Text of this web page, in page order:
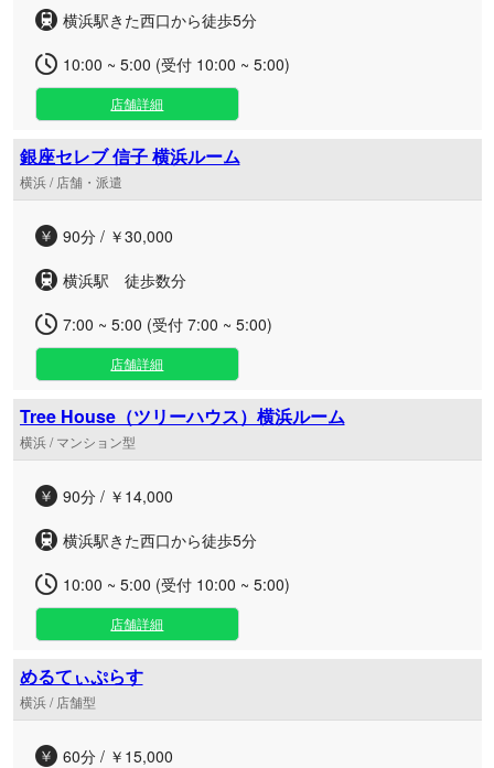
横浜駅きた西口から徒歩5分
10:00 ~ 5:00 (受付 10:00 ~ 5:00)
店舗詳細
銀座セレブ 信子 横浜ルーム
横浜 / 店舗・派遣
90分 / ￥30,000
横浜駅 徒歩数分
7:00 ~ 5:00 (受付 7:00 ~ 5:00)
店舗詳細
Tree House（ツリーハウス）横浜ルーム
横浜 / マンション型
90分 / ￥14,000
横浜駅きた西口から徒歩5分
10:00 ~ 5:00 (受付 10:00 ~ 5:00)
店舗詳細
めるてぃぷらす
横浜 / 店舗型
60分 / ￥15,000